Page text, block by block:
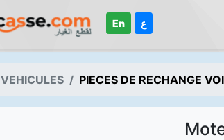
En ع
VEHICULES PIECES DE RECHANGE